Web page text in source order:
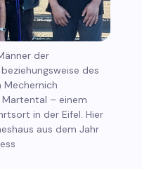
der
des
Mechernich
Martental – einem
in der Eifel. Hier
aus dem Jahr